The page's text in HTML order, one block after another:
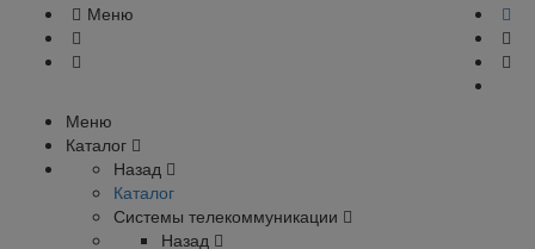
Меню
Меню
Каталог
Назад
Каталог
Системы телекоммуникации
Назад